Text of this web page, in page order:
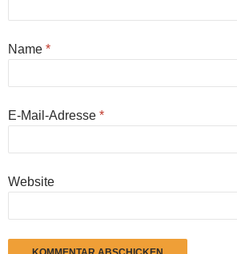
Name *
E-Mail-Adresse *
Website